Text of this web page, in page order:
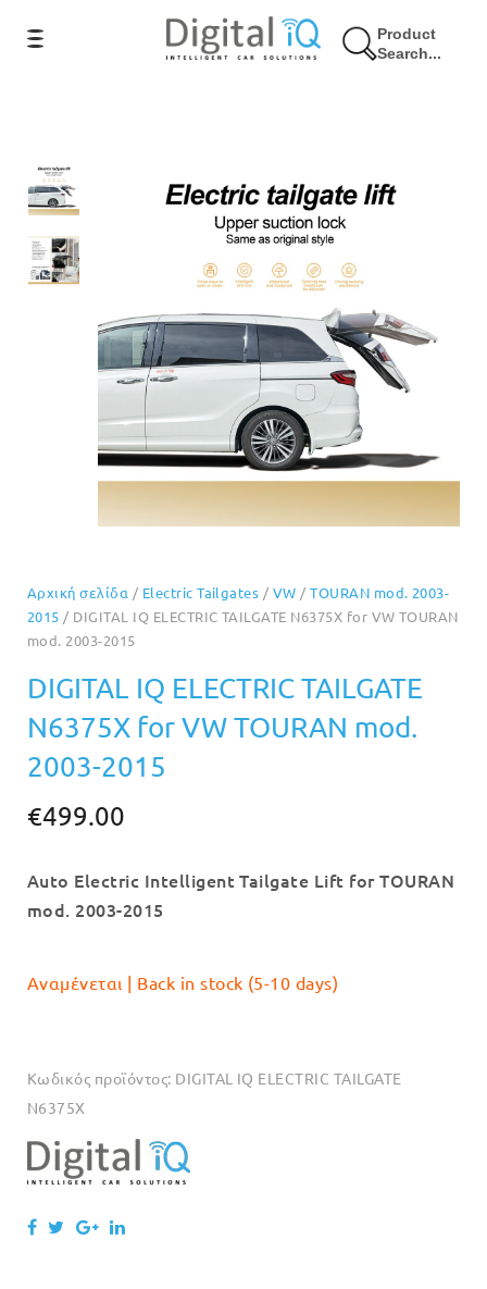
Product
Search...
Αρχική σελίδα / Electric Tailgates / VW /TOURAN mod. 2003-
2015 / DIGITAL IQ ELECTRIC TAILGATE N6375X for VW TOURAN
mod. 2003-2015
DIGITAL IQ ELECTRIC TAILGATE
N6375X for VW TOURAN mod.
2003-2015
€499.00
Auto Electric Intelligent Tailgate Lift for TOURAN
mod. 2003-2015
Αναμένεται | Back in stock (5-10 days)
Κωδικός προϊόντος: DIGITAL IQ ELECTRIC TAILGATE
N6375X